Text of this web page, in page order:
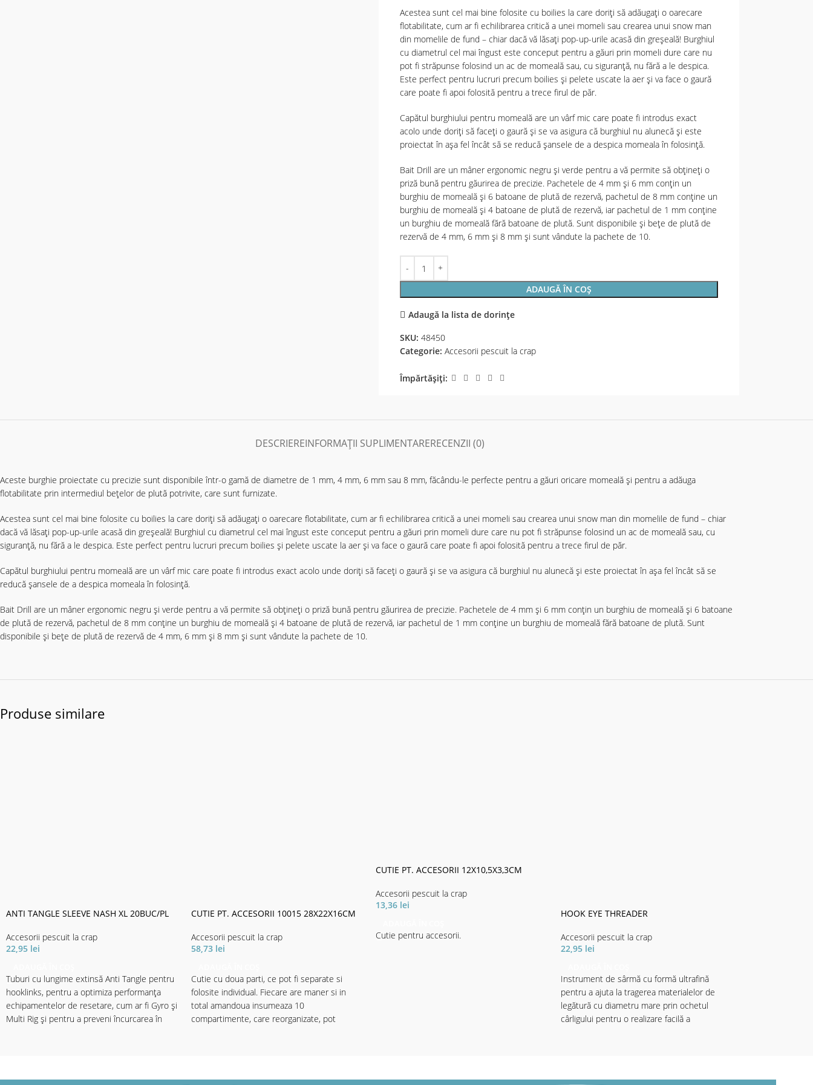
Acestea sunt cel mai bine folosite cu boilies la care doriți să adăugați o oarecare
flotabilitate, cum ar fi echilibrarea critică a unei momeli sau crearea unui snow man
din momelile de fund – chiar dacă vă lăsați pop-up-urile acasă din greșeală! Burghiul
cu diametrul cel mai îngust este conceput pentru a găuri prin momeli dure care nu
pot fi străpunse folosind un ac de momeală sau, cu siguranță, nu fără a le despica.
Este perfect pentru lucruri precum boilies și pelete uscate la aer și va face o gaură
care poate fi apoi folosită pentru a trece firul de păr.
Capătul burghiului pentru momeală are un vârf mic care poate fi introdus exact
acolo unde doriți să faceți o gaură și se va asigura că burghiul nu alunecă și este
proiectat în așa fel încât să se reducă șansele de a despica momeala în folosință.
Bait Drill are un mâner ergonomic negru și verde pentru a vă permite să obțineți o
priză bună pentru găurirea de precizie. Pachetele de 4 mm și 6 mm conțin un
burghiu de momeală și 6 batoane de plută de rezervă, pachetul de 8 mm conține un
burghiu de momeală și 4 batoane de plută de rezervă, iar pachetul de 1 mm conține
un burghiu de momeală fără batoane de plută. Sunt disponibile și bețe de plută de
rezervă de 4 mm, 6 mm și 8 mm și sunt vândute la pachete de 10.
ADAUGĂ ÎN COȘ
Adaugă la lista de dorințe
SKU: 48450
Categorie: Accesorii pescuit la crap
Împărtășiți:
DESCRIEREINFORMAȚII SUPLIMENTARERECENZII (0)
Aceste burghie proiectate cu precizie sunt disponibile într-o gamă de diametre de 1 mm, 4 mm, 6 mm sau 8 mm, făcându-le perfecte pentru a găuri oricare momeală și pentru a adăuga
flotabilitate prin intermediul bețelor de plută potrivite, care sunt furnizate.
Acestea sunt cel mai bine folosite cu boilies la care doriți să adăugați o oarecare flotabilitate, cum ar fi echilibrarea critică a unei momeli sau crearea unui snow man din momelile de fund – chiar
dacă vă lăsați pop-up-urile acasă din greșeală! Burghiul cu diametrul cel mai îngust este conceput pentru a găuri prin momeli dure care nu pot fi străpunse folosind un ac de momeală sau, cu
siguranță, nu fără a le despica. Este perfect pentru lucruri precum boilies și pelete uscate la aer și va face o gaură care poate fi apoi folosită pentru a trece firul de păr.
Capătul burghiului pentru momeală are un vârf mic care poate fi introdus exact acolo unde doriți să faceți o gaură și se va asigura că burghiul nu alunecă și este proiectat în așa fel încât să se
reducă șansele de a despica momeala în folosință.
Bait Drill are un mâner ergonomic negru și verde pentru a vă permite să obțineți o priză bună pentru găurirea de precizie. Pachetele de 4 mm și 6 mm conțin un burghiu de momeală și 6 batoane
de plută de rezervă, pachetul de 8 mm conține un burghiu de momeală și 4 batoane de plută de rezervă, iar pachetul de 1 mm conține un burghiu de momeală fără batoane de plută. Sunt
disponibile și bețe de plută de rezervă de 4 mm, 6 mm și 8 mm și sunt vândute la pachete de 10.
Produse similare
ANTI TANGLE SLEEVE NASH XL 20BUC/PL
Accesorii pescuit la crap
22,95 lei
Tuburi cu lungime extinsă Anti Tangle pentru
hooklinks, pentru a optimiza performanța
echipamentelor de resetare, cum ar fi Gyro și
Multi Rig și pentru a preveni încurcarea în
CUTIE PT. ACCESORII 10015 28X22X16CM
Accesorii pescuit la crap
58,73 lei
Cutie cu doua parti, ce pot fi separate si
folosite individual. Fiecare are maner si in
total amandoua insumeaza 10
compartimente, care reorganizate, pot
CUTIE PT. ACCESORII 12X10,5X3,3CM
Accesorii pescuit la crap
13,36 lei
Cutie pentru accesorii.
HOOK EYE THREADER
Accesorii pescuit la crap
22,95 lei
Instrument de sârmă cu formă ultrafină
pentru a ajuta la tragerea materialelor de
legătură cu diametru mare prin ochetul
cârligului pentru o realizare facilă a
pregătirea nadei